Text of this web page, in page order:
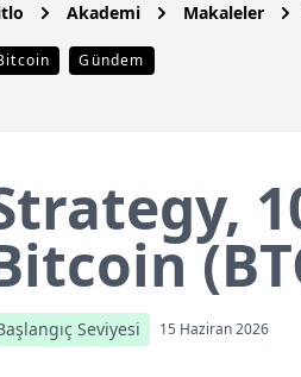
Akademi Makaleler
Gündem
Seviyesi 15 Haziran 2026